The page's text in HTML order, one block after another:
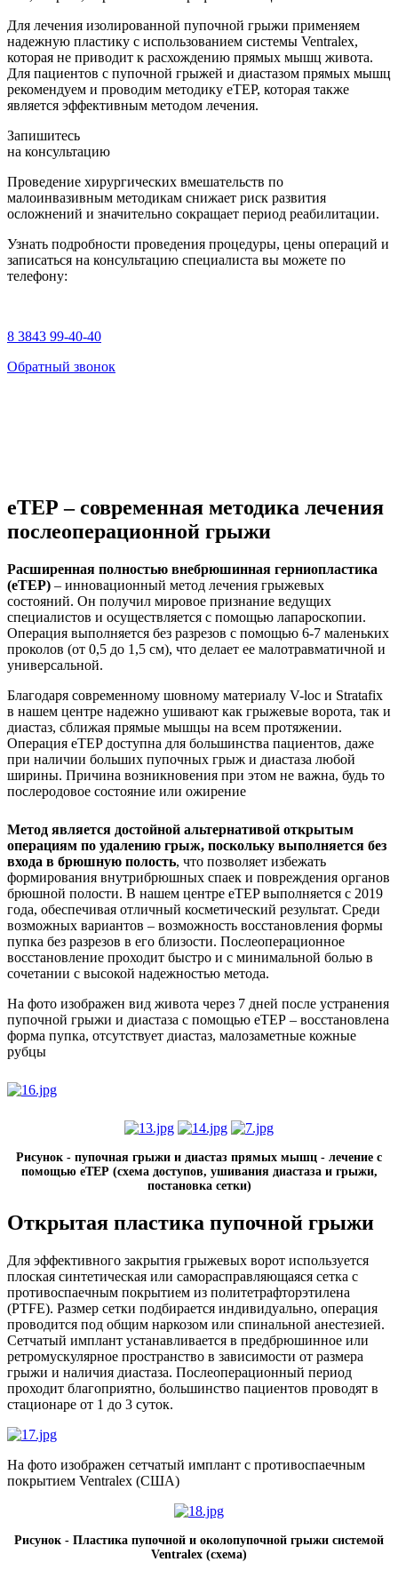
Для лечения изолированной пупочной грыжи применяем
надежную пластику с использованием системы Ventralex,
которая не приводит к расхождению прямых мышц живота.
Для пациентов с пупочной грыжей и диастазом прямых мышц
рекомендуем и проводим методику еТЕР, которая также
является эффективным методом лечения.
Запишитесь
на консультацию
Проведение хирургических вмешательств по
малоинвазивным методикам снижает риск развития
осложнений и значительно сокращает период реабилитации.
Узнать подробности проведения процедуры, цены операций и
записаться на консультацию специалиста вы можете по
телефону:
8 3843 99-40-40
Обратный звонок
еТЕР – современная методика лечения
послеоперационной грыжи
Расширенная полностью внебрюшинная герниопластика
(eTEP) – инновационный метод лечения грыжевых
состояний. Он получил мировое признание ведущих
специалистов и осуществляется с помощью лапароскопии.
Операция выполняется без разрезов с помощью 6-7 маленьких
проколов (от 0,5 до 1,5 см), что делает ее малотравматичной и
универсальной.
Благодаря современному шовному материалу V-loc и Stratafix
в нашем центре надежно ушивают как грыжевые ворота, так и
диастаз, сближая прямые мышцы на всем протяжении.
Операция eTEP доступна для большинства пациентов, даже
при наличии больших пупочных грыж и диастаза любой
ширины. Причина возникновения при этом не важна, будь то
послеродовое состояние или ожирение
Метод является достойной альтернативой открытым
операциям по удалению грыж, поскольку выполняется без
входа в брюшную полость, что позволяет избежать
формирования внутрибрюшных спаек и повреждения органов
брюшной полости. В нашем центре eTEP выполняется с 2019
года, обеспечивая отличный косметический результат. Среди
возможных вариантов – возможность восстановления формы
пупка без разрезов в его близости. Послеоперационное
восстановление проходит быстро и с минимальной болью в
сочетании с высокой надежностью метода.
На фото изображен вид живота через 7 дней после устранения
пупочной грыжи и диастаза с помощью еТЕР – восстановлена
форма пупка, отсутствует диастаз, малозаметные кожные
рубцы
Рисунок - пупочная грыжи и диастаз прямых мышц - лечение с
помощью еТЕР (схема доступов, ушивания диастаза и грыжи,
постановка сетки)
Открытая пластика пупочной грыжи
Для эффективного закрытия грыжевых ворот используется
плоская синтетическая или саморасправляющаяся сетка с
противоспаечным покрытием из политетрафторэтилена
(PTFE). Размер сетки подбирается индивидуально, операция
проводится под общим наркозом или спинальной анестезией.
Сетчатый имплант устанавливается в предбрюшинное или
ретромускулярное пространство в зависимости от размера
грыжи и наличия диастаза. Послеоперационный период
проходит благоприятно, большинство пациентов проводят в
стационаре от 1 до 3 суток.
На фото изображен сетчатый имплант с противоспаечным
покрытием Ventralex (США)
Рисунок - Пластика пупочной и околопупочной грыжи системой
Ventralex (схема)